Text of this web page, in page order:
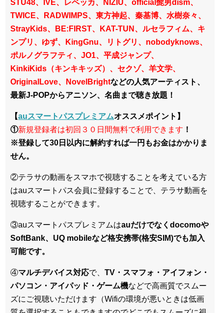
STU48、IVE、レベッカ、NIZIU、official髭男dism、
TWICE、RADWIMPS、東方神起、秦基博、水樹奈々、
StrayKids、BE:FIRST、KAT-TUN、ルセラフィム、キ
ンプリ、ゆず、KingGnu、リトグリ、nobodyknows、
ポルノグラフティ、JO1、平成ジャンプ、
KinkiKids（キンキキッズ）、セクゾ、羊文学、
OriginalLove、NovelBrightなどの人気アーティスト、
最新J-POPからアニソン、名曲まで聴き放題！
【auスマートパスプレミアムオススメポイント】
①新規登録者は初回３０日間無料で利用できます ！
※登録して30日以内に解約すれば一円もお金はかかりま
せん。
②テラサの動画をスマホで視聴することを考えている方
はauスマートパス会員に登録することで、テラサ動画を
視聴することができます。
③auスマートパスプレミアムはauだけでなくdocomoや
SoftBank、UQ mobileなど格安携帯(格安SIM)でも加入
可能です。
④マルチデバイス対応で、 TV・スマフォ・アイフォン・
パソコン・アイパッド・ゲーム機などで高画質でスムー
ズにご視聴いただけます（Wifiの環境が悪いときは低画